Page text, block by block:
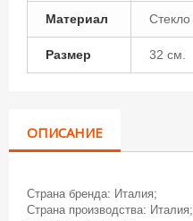
Материал Стекло
Размер 32 см.
ОПИСАНИЕ
Страна бренда: Италия;
Страна производства: Италия;